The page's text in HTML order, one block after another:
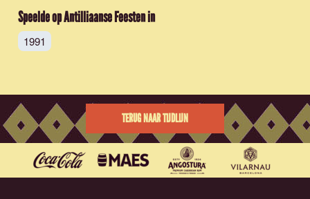
Speelde op Antilliaanse Feesten in
1991
TERUG NAAR TIJDLIJN